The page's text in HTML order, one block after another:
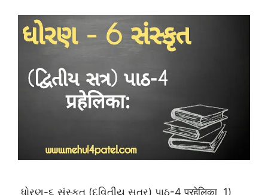
ધોરણ-૬ સંસ્કૃત (દ્વિતીય સત્ર) પાઠ-4 प्रहेलिका 1)